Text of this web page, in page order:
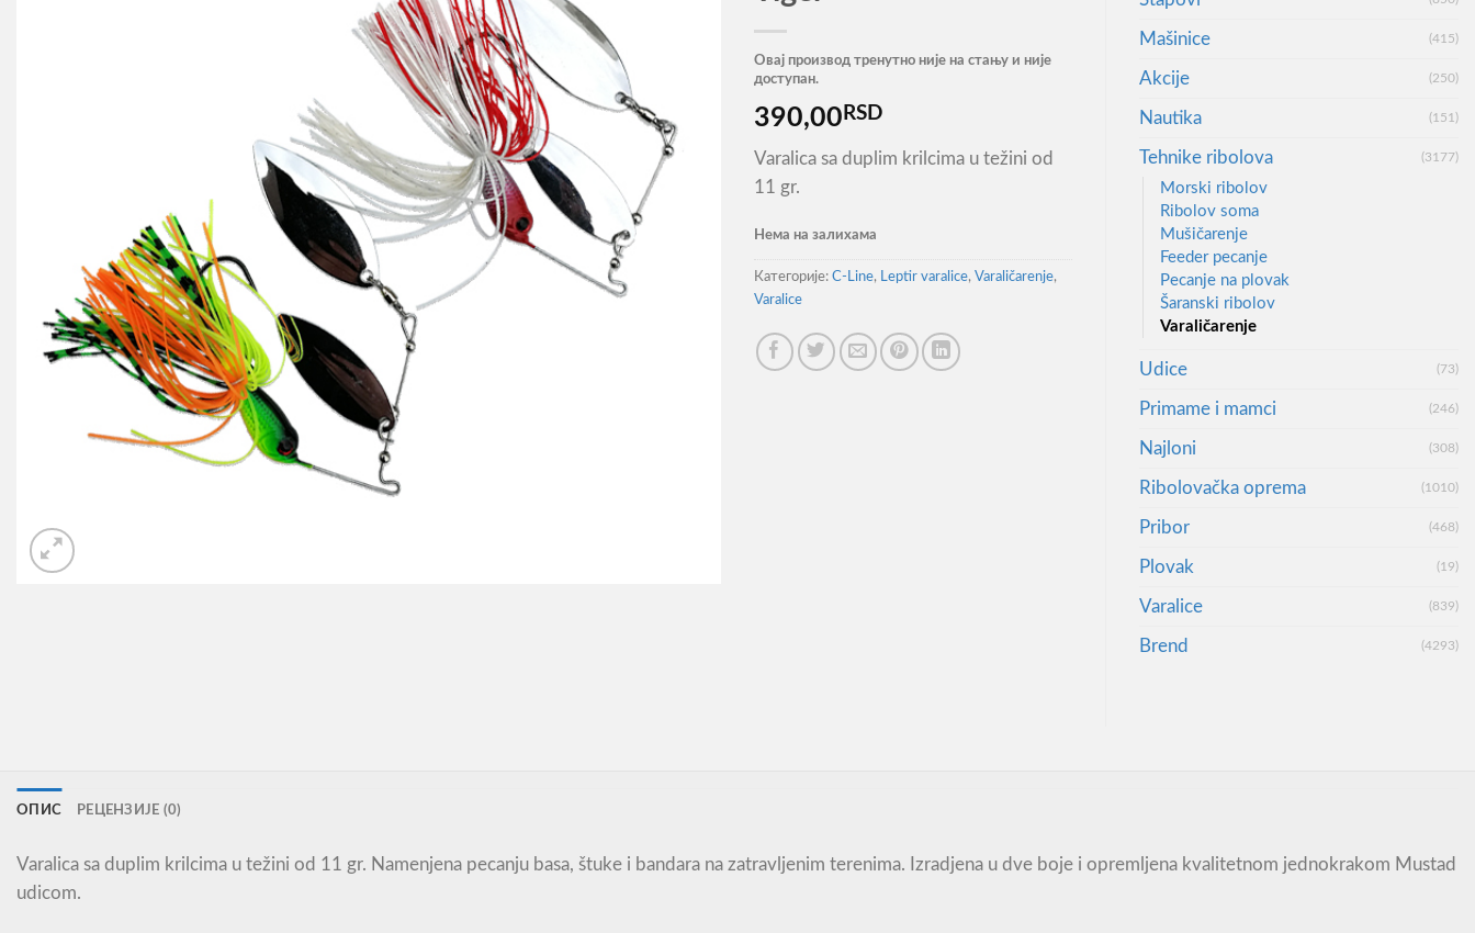
Овај производ тренутно није на стању и није
доступан.
390,00 RSD
Varalica sa duplim krilcima u težini od
11 gr.
Нема на залихама
Категорије: C-Line, Leptir varalice, Varaličarenje,
Varalice
Mašinice (415)
Akcije (250)
Nautika (151)
Tehnike ribolova (3177)
Morski ribolov
Ribolov soma
Mušičarenje
Feeder pecanje
Pecanje na plovak
Šaranski ribolov
Varaličarenje
Udice (73)
Primame i mamci (246)
Najloni (308)
Ribolovačka oprema (1010)
Pribor (468)
Plovak (19)
Varalice (839)
Brend (4293)
ОПИС РЕЦЕНЗИЈЕ (0)
Varalica sa duplim krilcima u težini od 11 gr. Namenjena pecanju basa, štuke i bandara na zatravljenim terenima. Izradjena u dve boje i opremljena kvalitetnom jednokrakom Mustad
udicom.